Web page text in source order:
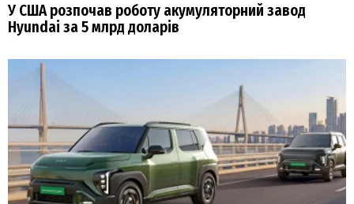
У США розпочав роботу акумуляторний завод
Hyundai за 5 млрд доларів